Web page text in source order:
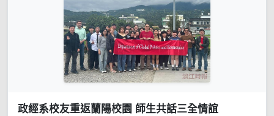
政經系校友重返蘭陽校園 師生共話三全情誼